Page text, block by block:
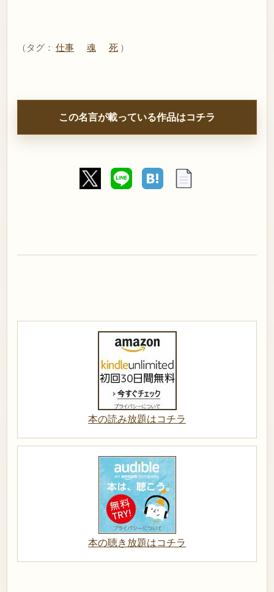
（タグ： 仕事 魂 死 ）
この名言が載っている作品はコチラ
本の読み放題はコチラ
本の聴き放題はコチラ